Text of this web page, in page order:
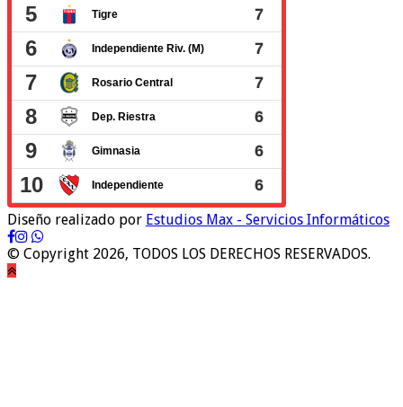
Diseño realizado por Estudios Max - Servicios Informáticos
© Copyright 2026, TODOS LOS DERECHOS RESERVADOS.